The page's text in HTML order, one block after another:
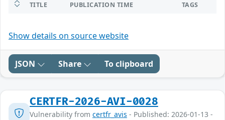
TITLE PUBLICATION TIME TAGS
Show details on source website
JSON Share To clipboard
CERTFR-2026-AVI-0028
Vulnerability from certfr_avis - Published: 2026-01-13 -